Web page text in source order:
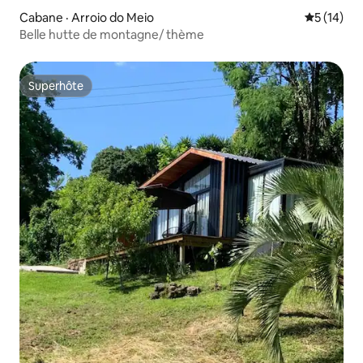
Cabane · Arroio do Meio Note
5 (14)
Belle hutte de montagne/ thème
Superhôte
Superhôte